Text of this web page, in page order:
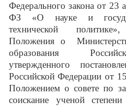
Федерального закона от 23
ФЗ «О науке и
технической
Положения о
образования
утвержденного
Российской Федерации от
Положением о совете по
соискание ученой